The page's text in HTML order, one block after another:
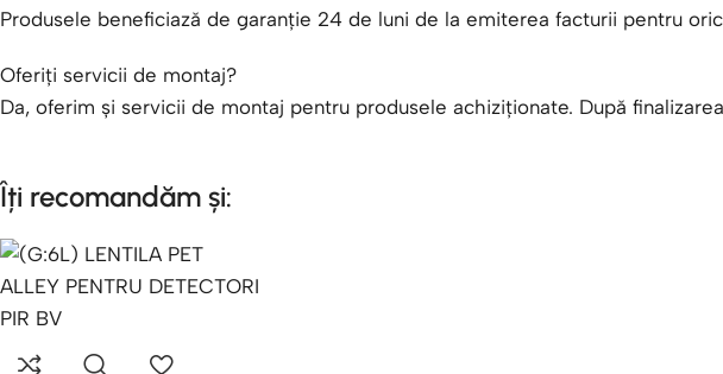
Produsele beneficiază de garanție 24 de luni de la emiterea facturii pentru
Oferiți servicii de montaj?
Da, oferim și servicii de montaj pentru produsele achiziționate. După
Îți recomandăm și: